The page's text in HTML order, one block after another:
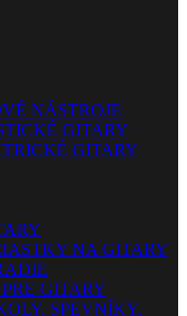
NÁSTROJE
GITARY
GITARY
NA GITARY
GITARY
SPEVNÍKY,